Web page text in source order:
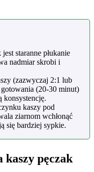
staranne płukanie
nadmiar skrobi i
(zazwyczaj 2:1 lub
(20-30 minut)
konsystencję.
kaszy pod
ziarnom wchłonąć
się bardziej sypkie.
kaszy pęczak